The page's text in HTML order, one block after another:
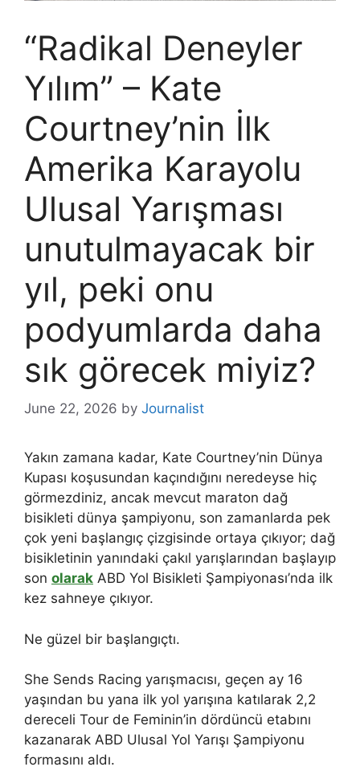
“Radikal Deneyler
Yılım” – Kate
Courtney’nin İlk
Amerika Karayolu
Ulusal Yarışması
unutulmayacak bir
yıl, peki onu
podyumlarda daha
sık görecek miyiz?
June 22, 2026 by Journalist
Yakın zamana kadar, Kate Courtney’nin Dünya
Kupası koşusundan kaçındığını neredeyse hiç
görmezdiniz, ancak mevcut maraton dağ
bisikleti dünya şampiyonu, son zamanlarda pek
çok yeni başlangıç ​​​​çizgisinde ortaya çıkıyor; dağ
bisikletinin yanındaki çakıl yarışlarından başlayıp
son olarak ABD Yol Bisikleti Şampiyonası’nda ilk
kez sahneye çıkıyor.
Ne güzel bir başlangıçtı.
She Sends Racing yarışmacısı, geçen ay 16
yaşından bu yana ilk yol yarışına katılarak 2,2
dereceli Tour de Feminin’in dördüncü etabını
kazanarak ABD Ulusal Yol Yarışı Şampiyonu
formasını aldı.